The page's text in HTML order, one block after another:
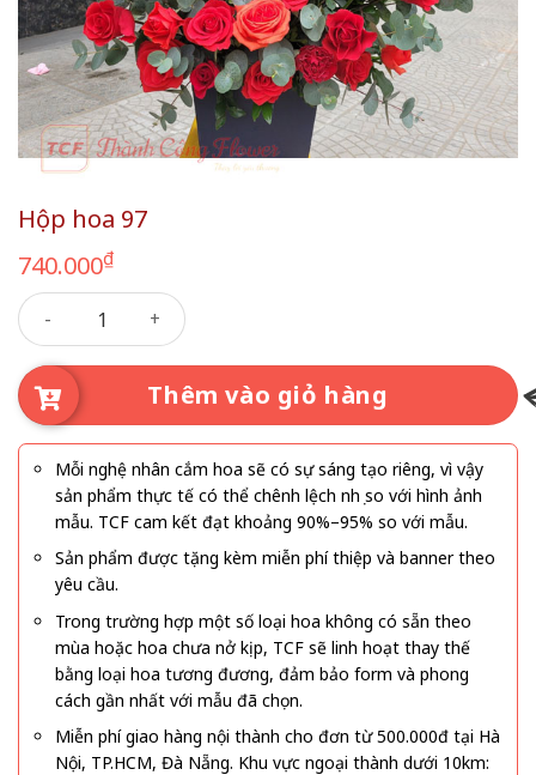
Hộp hoa 97
740.000₫
Hộp hoa 97 số lượng
Thêm vào giỏ hàng
Mỗi nghệ nhân cắm hoa sẽ có sự sáng tạo riêng, vì vậy
sản phẩm thực tế có thể chênh lệch nhẹ so với hình ảnh
mẫu. TCF cam kết đạt khoảng 90%–95% so với mẫu.
Sản phẩm được tặng kèm miễn phí thiệp và banner theo
yêu cầu.
Trong trường hợp một số loại hoa không có sẵn theo
mùa hoặc hoa chưa nở kịp, TCF sẽ linh hoạt thay thế
bằng loại hoa tương đương, đảm bảo form và phong
cách gần nhất với mẫu đã chọn.
Miễn phí giao hàng nội thành cho đơn từ 500.000đ tại Hà
Nội, TP.HCM, Đà Nẵng. Khu vực ngoại thành dưới 10km: